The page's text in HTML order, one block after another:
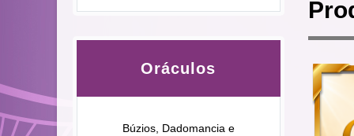
Oráculos
Búzios, Dadomancia e